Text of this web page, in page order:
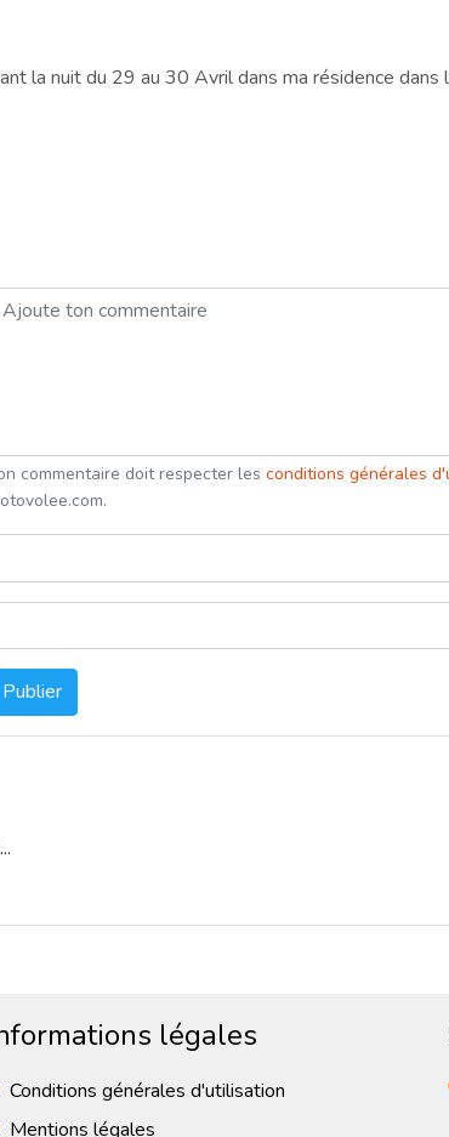
la nuit du 29 au 30 Avril dans ma résidence
commentaire doit respecter les conditions générales
Publier
légales
Conditions générales d'utilisation
Mentions légales